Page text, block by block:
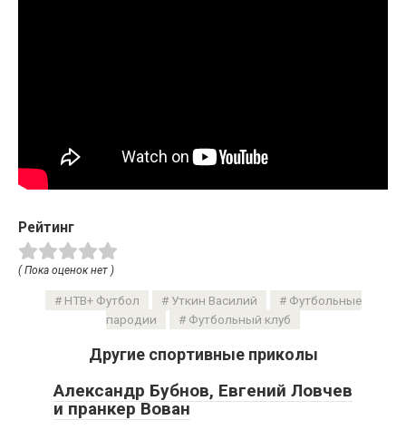
Рейтинг
( Пока оценок нет )
НТВ+ Футбол Уткин Василий
Футбольные
пародии
Футбольный клуб
Другие спортивные приколы
Александр Бубнов, Евгений Ловчев
и пранкер Вован